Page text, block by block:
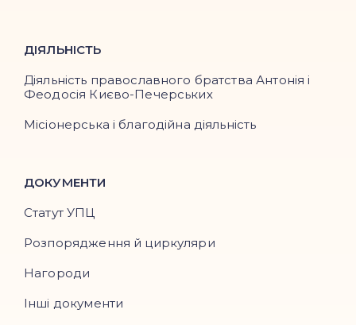
ДІЯЛЬНІСТЬ
Діяльність православного братства Антонія і
Феодосія Києво-Печерських
Місіонерська і благодійна діяльність
ДОКУМЕНТИ
Статут УПЦ
Розпорядження й циркуляри
Нагороди
Інші документи